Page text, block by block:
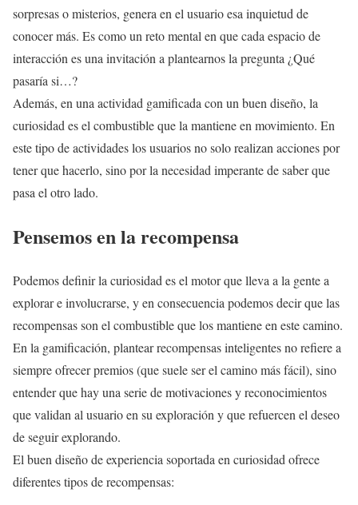
sorpresas o misterios, genera en el usuario esa inquietud de
conocer más. Es como un reto mental en que cada espacio de
interacción es una invitación a plantearnos la pregunta ¿Qué
pasaría si…?
Además, en una actividad gamificada con un buen diseño, la
curiosidad es el combustible que la mantiene en movimiento. En
este tipo de actividades los usuarios no solo realizan acciones por
tener que hacerlo, sino por la necesidad imperante de saber que
pasa el otro lado.
Pensemos en la recompensa
Podemos definir la curiosidad es el motor que lleva a la gente a
explorar e involucrarse, y en consecuencia podemos decir que las
recompensas son el combustible que los mantiene en este camino.
En la gamificación, plantear recompensas inteligentes no refiere a
siempre ofrecer premios (que suele ser el camino más fácil), sino
entender que hay una serie de motivaciones y reconocimientos
que validan al usuario en su exploración y que refuercen el deseo
de seguir explorando.
El buen diseño de experiencia soportada en curiosidad ofrece
diferentes tipos de recompensas: